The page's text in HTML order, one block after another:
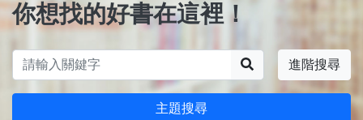
你想找的好書在這裡！
進階搜尋
主題搜尋